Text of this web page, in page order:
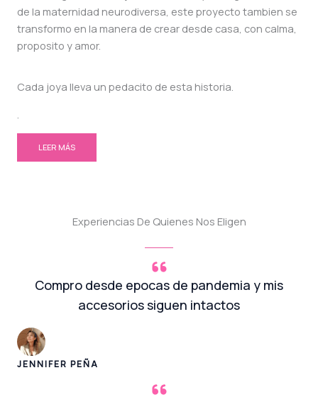
de la maternidad neurodiversa, este proyecto tambien se
transformo en la manera de crear desde casa, con calma,
proposito y amor.
Cada joya lleva un pedacito de esta historia.
.
LEER MÁS
Experiencias De Quienes Nos Eligen
Compro desde epocas de pandemia y mis
accesorios siguen intactos
JENNIFER PEÑA